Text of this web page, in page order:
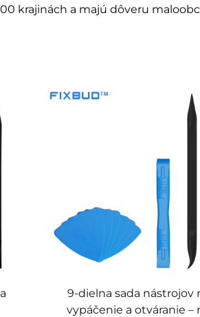
krajinách a majú dôveru
9-dielna sada nástrojov
vypáčenie a otváranie –